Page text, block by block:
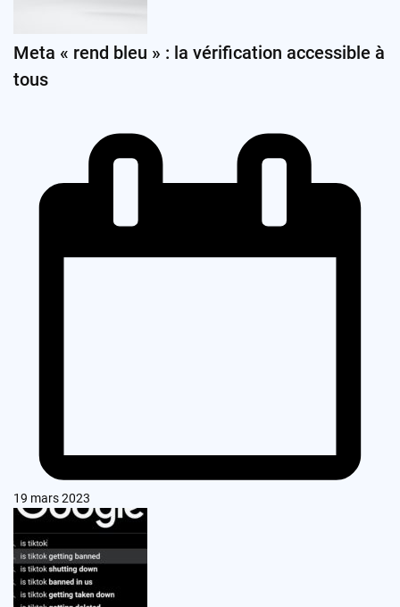
Meta « rend bleu » : la vérification accessible à
tous
19 mars 2023